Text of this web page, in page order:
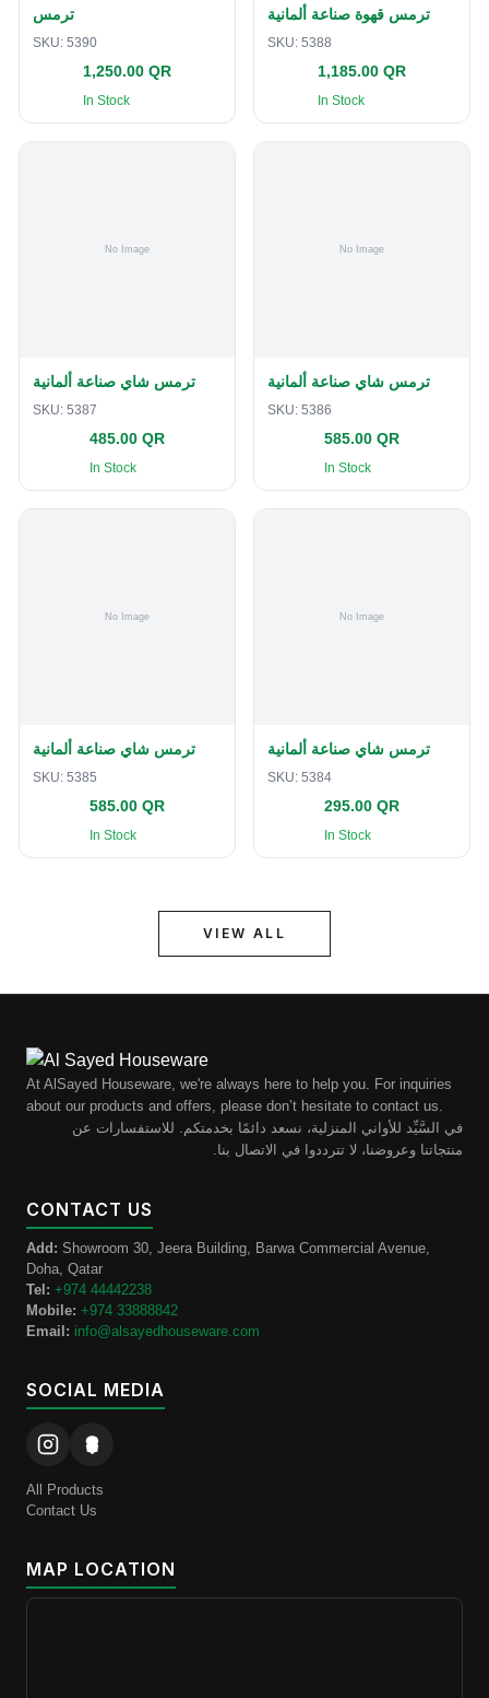
ترمس
SKU: 5390
1,250.00 QR
In Stock
ترمس قهوة صناعة ألمانية
SKU: 5388
1,185.00 QR
In Stock
ترمس شاي صناعة ألمانية
SKU: 5387
485.00 QR
In Stock
ترمس شاي صناعة ألمانية
SKU: 5386
585.00 QR
In Stock
ترمس شاي صناعة ألمانية
SKU: 5385
585.00 QR
In Stock
ترمس شاي صناعة ألمانية
SKU: 5384
295.00 QR
In Stock
VIEW ALL
At AlSayed Houseware, we're always here to help you. For inquiries
about our products and offers, please don’t hesitate to contact us.
في السَّيِّد للأواني المنزلية، نسعد دائمًا بخدمتكم. للاستفسارات عن
منتجاتنا وعروضنا، لا تترددوا في الاتصال بنا.
CONTACT US
Add: Showroom 30, Jeera Building, Barwa Commercial Avenue,
Doha, Qatar
Tel: +974 44442238
Mobile: +974 33888842
Email: info@alsayedhouseware.com
SOCIAL MEDIA
All Products
Contact Us
MAP LOCATION